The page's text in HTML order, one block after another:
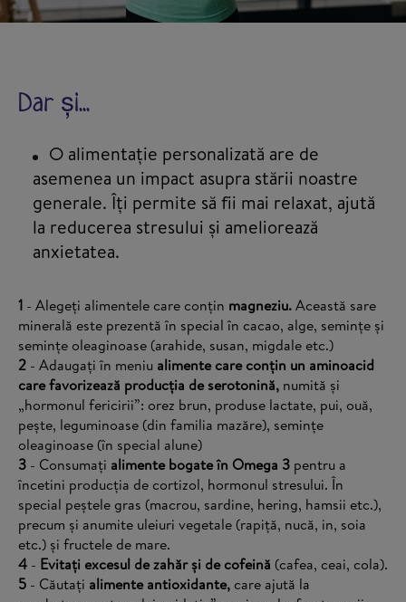
Dar și...
O alimentație personalizată are de
asemenea un impact asupra stării noastre
generale. Îți permite să fii mai relaxat, ajută
la reducerea stresului și ameliorează
anxietatea.
1 - Alegeți alimentele care conțin magneziu.Această sare
minerală este prezentă în special în cacao, alge, semințe și
semințe oleaginoase (arahide, susan, migdale etc.)
2 - Adaugați în meniu alimente care conțin un aminoacid
care favorizează producția de serotonină, numită și
„hormonul fericirii”: orez brun, produse lactate, pui, ouă,
pește, leguminoase (din familia mazăre), semințe
oleaginoase (în special alune)
3 - Consumați alimente bogate în Omega 3 pentru a
încetini producția de cortizol, hormonul stresului. În
special peștele gras (macrou, sardine, hering, hamsii etc.),
precum și anumite uleiuri vegetale (rapiță, nucă, in, soia
etc.) și fructele de mare.
4 - Evitați excesul de zahăr și de cofeină (cafea, ceai, cola).
5 - Căutați alimente antioxidante, care ajută la